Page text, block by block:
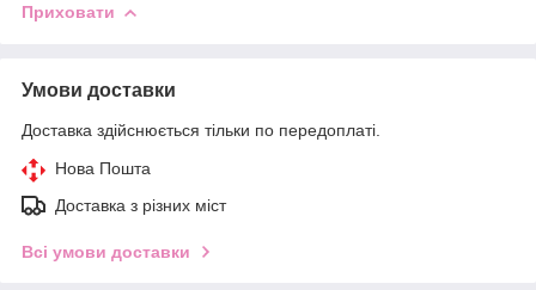
Приховати
Умови доставки
Доставка здійснюється тільки по передоплаті.
Нова Пошта
Доставка з різних міст
Всі умови доставки